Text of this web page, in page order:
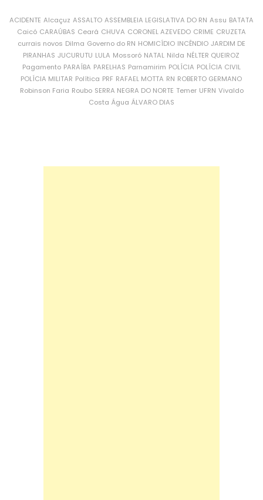
ACIDENTE Alcaçuz ASSALTO ASSEMBLEIA LEGISLATIVA DO RN Assu BATATA
Caicó CARAÚBAS Ceará CHUVA CORONEL AZEVEDO CRIME CRUZETA
currais novos Dilma Governo do RN HOMICÍDIO INCÊNDIO JARDIM DE
PIRANHAS JUCURUTU LULA Mossoró NATAL Nilda NÉLTER QUEIROZ
Pagamento PARAÍBA PARELHAS Parnamirim POLÍCIA POLÍCIA CIVIL
POLÍCIA MILITAR Política PRF RAFAEL MOTTA RN ROBERTO GERMANO
Robinson Faria Roubo SERRA NEGRA DO NORTE Temer UFRN Vivaldo
Costa Água ÁLVARO DIAS